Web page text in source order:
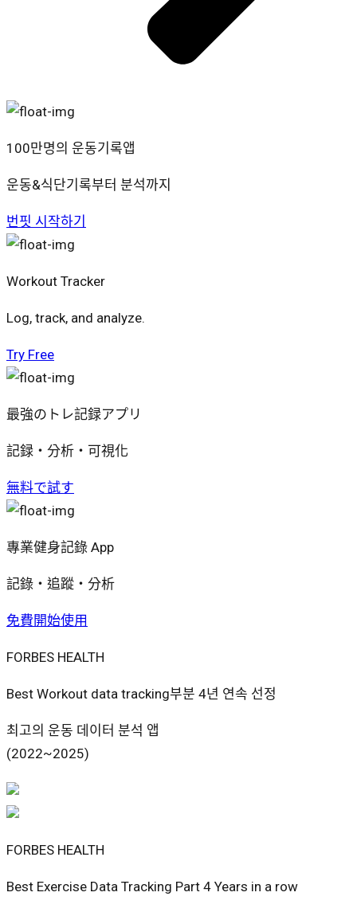
100만명의 운동기록앱
운동&식단기록부터 분석까지
번핏 시작하기
Workout Tracker
Log, track, and analyze.
Try Free
最強のトレ記録アプリ
記録・分析・可視化
無料で試す
專業健身記錄 App
記錄・追蹤・分析
免費開始使用
FORBES HEALTH
Best Workout data tracking부분 4년 연속 선정
최고의 운동 데이터 분석 앱
(2022~2025)
FORBES HEALTH
Best Exercise Data Tracking Part 4 Years in a row